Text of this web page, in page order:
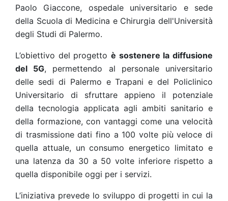
Paolo Giaccone, ospedale universitario e sede
della Scuola di Medicina e Chirurgia dell'Università
degli Studi di Palermo.
L’obiettivo del progetto è sostenere la diffusione
del 5G, permettendo al personale universitario
delle sedi di Palermo e Trapani e del Policlinico
Universitario di sfruttare appieno il potenziale
della tecnologia applicata agli ambiti sanitario e
della formazione, con vantaggi come una velocità
di trasmissione dati fino a 100 volte più veloce di
quella attuale, un consumo energetico limitato e
una latenza da 30 a 50 volte inferiore rispetto a
quella disponibile oggi per i servizi.
L’iniziativa prevede lo sviluppo di progetti in cui la